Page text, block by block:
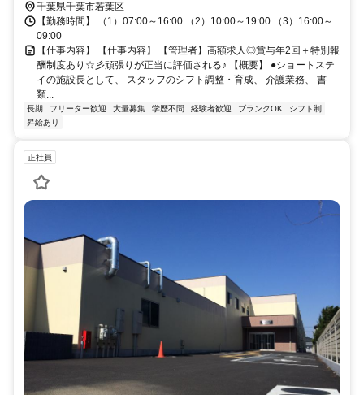
千葉県千葉市若葉区
【勤務時間】 （1）07:00～16:00 （2）10:00～19:00 （3）16:00～
09:00
【仕事内容】 【仕事内容】 【管理者】高額求人◎賞与年2回＋特別報
酬制度あり☆彡頑張りが正当に評価される♪ 【概要】 ●ショートステ
イの施設長として、 スタッフのシフト調整・育成、 介護業務、 書
類...
長期 フリーター歓迎 大量募集 学歴不問 経験者歓迎 ブランクOK
シフト制
昇給あり
正社員